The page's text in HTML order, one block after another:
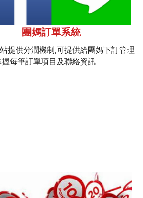
團媽訂單系統
提供分潤機制,可提供給團媽下訂管理
每筆訂單項目及聯絡資訊